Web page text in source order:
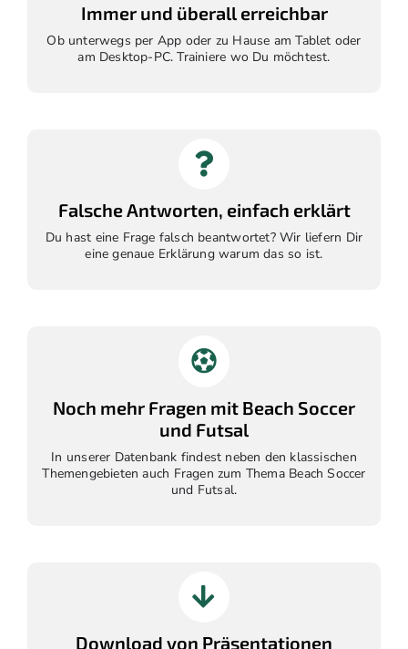
Immer und überall erreichbar
Ob unterwegs per App oder zu Hause am Tablet oder
am Desktop-PC. Trainiere wo Du möchtest.
Falsche Antworten, einfach erklärt
Du hast eine Frage falsch beantwortet? Wir liefern Dir
eine genaue Erklärung warum das so ist.
Noch mehr Fragen mit Beach Soccer
und Futsal
In unserer Datenbank findest neben den klassischen
Themengebieten auch Fragen zum Thema Beach Soccer
und Futsal.
Download von Präsentationen